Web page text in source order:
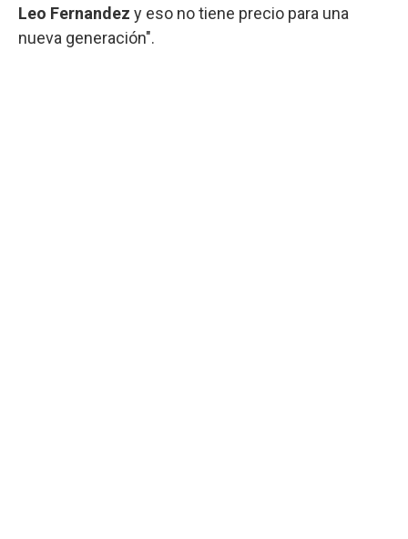
Leo Fernandez y eso no tiene precio para una
nueva generación".